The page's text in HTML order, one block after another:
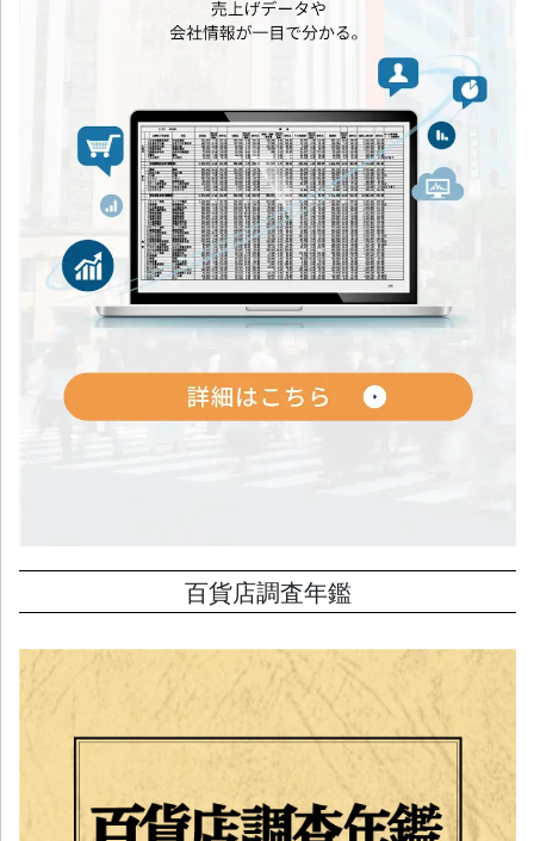
百貨店調査年鑑